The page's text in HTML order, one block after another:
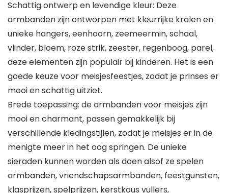
Schattig ontwerp en levendige kleur: Deze
armbanden zijn ontworpen met kleurrijke kralen en
unieke hangers, eenhoorn, zeemeermin, schaal,
vlinder, bloem, roze strik, zeester, regenboog, parel,
deze elementen zijn populair bij kinderen. Het is een
goede keuze voor meisjesfeestjes, zodat je prinses er
mooi en schattig uitziet.
Brede toepassing: de armbanden voor meisjes zijn
mooi en charmant, passen gemakkelijk bij
verschillende kledingstijlen, zodat je meisjes er in de
menigte meer in het oog springen. De unieke
sieraden kunnen worden als doen alsof ze spelen
armbanden, vriendschapsarmbanden, feestgunsten,
klasprijzen, spelprijzen, kerstkous vullers,